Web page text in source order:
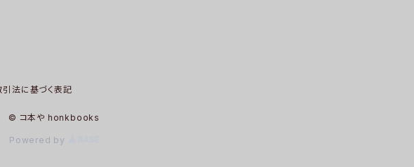
法に基づく表記
© コ本や honkbooks
Powered by